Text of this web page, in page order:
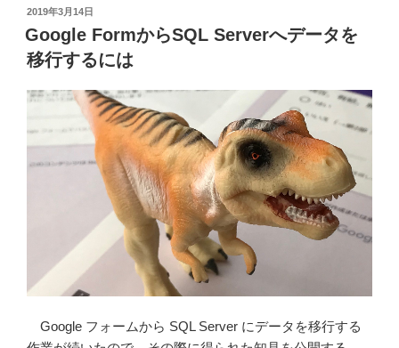
SQL
Server
2008
で
空
デ
る
Spatial
投
稿
日:
2019年3月14日
Google FormからSQL Serverへデータを
移行するには
Google フォームから SQL Server にデータを移行する